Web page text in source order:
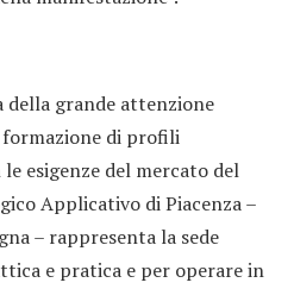
della grande attenzione
formazione di profili
esigenze del mercato del
Applicativo di Piacenza –
– rappresenta la sede
e pratica e per operare in